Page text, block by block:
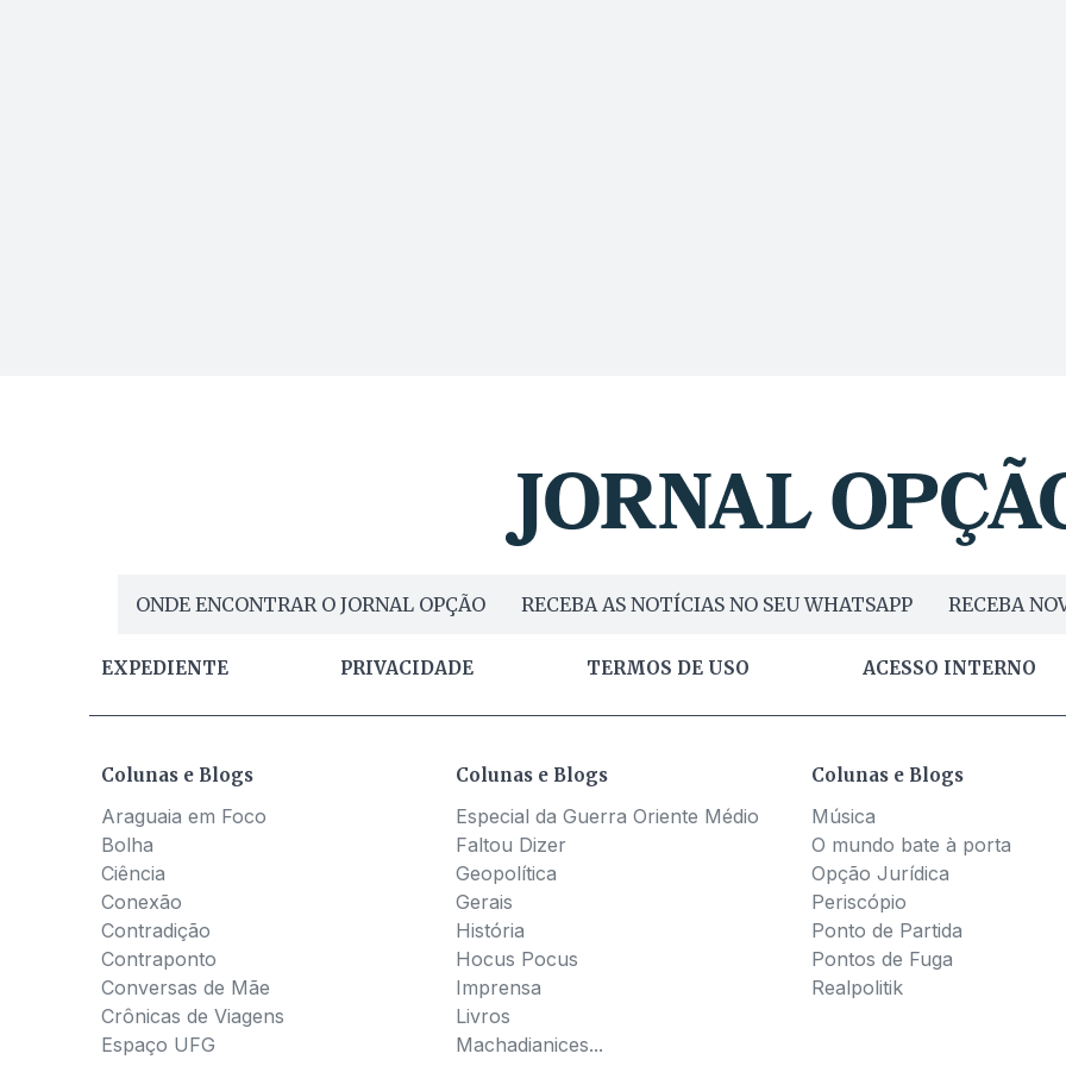
ONDE ENCONTRAR O JORNAL OPÇÃO RECEBA AS NOTÍCIAS NO SEU WHATSAPP RECEBA
EXPEDIENTE PRIVACIDADE TERMOS DE USO ACESSO INTERNO
Colunas e Blogs
Araguaia em Foco
Bolha
Ciência
Conexão
Contradição
Contraponto
Conversas de Mãe
Crônicas de Viagens
Espaço UFG
Colunas e Blogs
Especial da Guerra Oriente Médio
Faltou Dizer
Geopolítica
Gerais
História
Hocus Pocus
Imprensa
Livros
Machadianices...
Colunas e Blogs
Música
O mundo bate à porta
Opção Jurídica
Periscópio
Ponto de Partida
Pontos de Fuga
Realpolitik